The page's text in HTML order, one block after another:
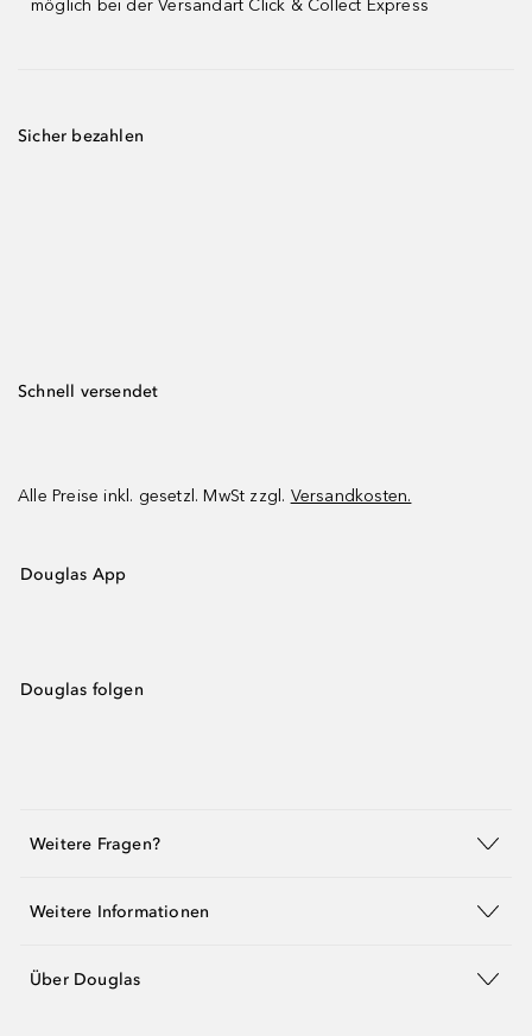
möglich bei der Versandart Click & Collect Express
Sicher bezahlen
Schnell versendet
Alle Preise inkl. gesetzl. MwSt zzgl. Versandkosten.
Douglas App
Douglas folgen
Weitere Fragen?
Weitere Informationen
Über Douglas